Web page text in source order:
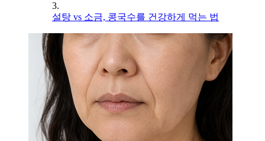
3.
설탕 vs 소금, 콩국수를 건강하게 먹는 법